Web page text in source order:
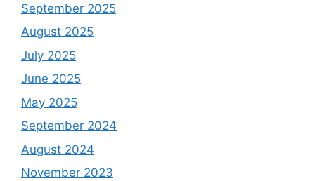
September 2025
August 2025
July 2025
June 2025
May 2025
September 2024
August 2024
November 2023